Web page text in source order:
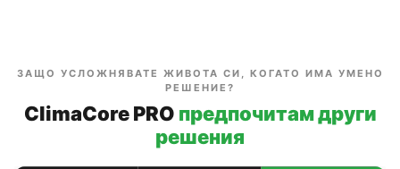
ЗАЩО УСЛОЖНЯВАТЕ ЖИВОТА СИ, КОГАТО ИМА УМЕНО
РЕШЕНИЕ?
ClimaCore PRO предпочитам други
решения